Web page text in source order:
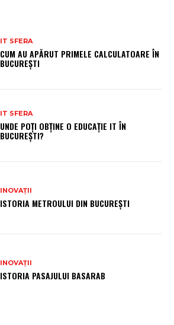
IT SFERA
CUM AU APĂRUT PRIMELE CALCULATOARE ÎN
BUCUREȘTI
IT SFERA
UNDE POȚI OBȚINE O EDUCAȚIE IT ÎN
BUCUREȘTI?
INOVAȚII
ISTORIA METROULUI DIN BUCUREȘTI
INOVAȚII
ISTORIA PASAJULUI BASARAB